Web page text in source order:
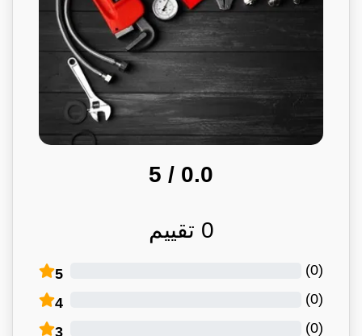
0.0
/ 5
0 تقييم
5 (
0
)
4 (
0
)
3 (
0
)